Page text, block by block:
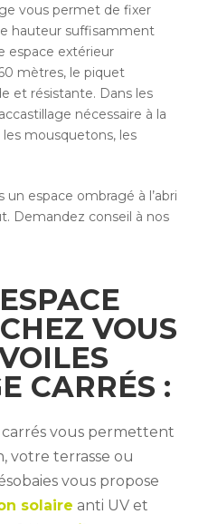
vous permet de fixer
hauteur suffisamment
espace extérieur
mètres, le piquet
et résistante. Dans les
nécessaire à la
mousquetons, les
un espace ombragé à l’abri
Demandez conseil à nos
VOUS
CARRÉS :
carrés vous permettent
votre terrasse ou
vous propose
solaire anti UV et